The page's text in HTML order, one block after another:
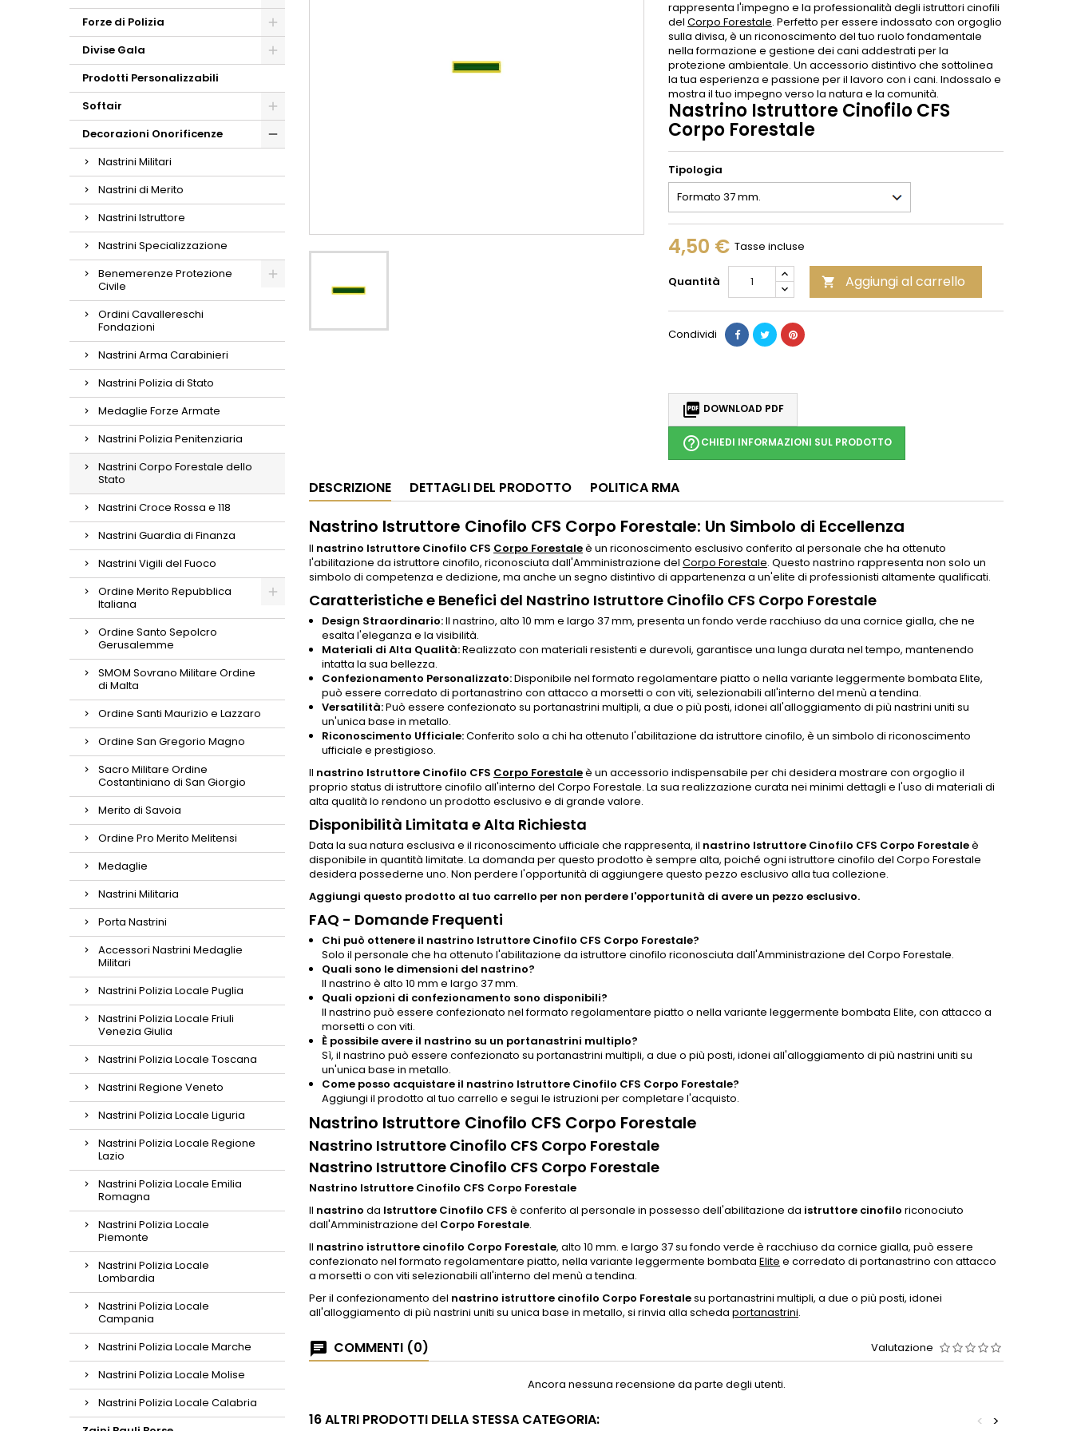
Forze di Polizia
Divise Gala
Prodotti Personalizzabili
Softair
Decorazioni Onorificenze
Nastrini Militari
Nastrini di Merito
Nastrini Istruttore
Nastrini Specializzazione
Benemerenze Protezione
Civile
Ordini Cavallereschi
Fondazioni
Nastrini Arma Carabinieri
Nastrini Polizia di Stato
Medaglie Forze Armate
Nastrini Polizia Penitenziaria
Nastrini Corpo Forestale dello
Stato
Nastrini Croce Rossa e 118
Nastrini Guardia di Finanza
Nastrini Vigili del Fuoco
Ordine Merito Repubblica
Italiana
Ordine Santo Sepolcro
Gerusalemme
SMOM Sovrano Militare Ordine
di Malta
Ordine Santi Maurizio e Lazzaro
Ordine San Gregorio Magno
Sacro Militare Ordine
Costantiniano di San Giorgio
Merito di Savoia
Ordine Pro Merito Melitensi
Medaglie
Nastrini Militaria
Porta Nastrini
Accessori Nastrini Medaglie
Militari
Nastrini Polizia Locale Puglia
Nastrini Polizia Locale Friuli
Venezia Giulia
Nastrini Polizia Locale Toscana
Nastrini Regione Veneto
Nastrini Polizia Locale Liguria
Nastrini Polizia Locale Regione
Lazio
Nastrini Polizia Locale Emilia
Romagna
Nastrini Polizia Locale
Piemonte
Nastrini Polizia Locale
Lombardia
Nastrini Polizia Locale
Campania
Nastrini Polizia Locale Marche
Nastrini Polizia Locale Molise
Nastrini Polizia Locale Calabria
rappresenta l'impegno e la professionalità degli istruttori cinofili
del Corpo Forestale. Perfetto per essere indossato con orgoglio
sulla divisa, è un riconoscimento del tuo ruolo fondamentale
nella formazione e gestione dei cani addestrati per la
protezione ambientale. Un accessorio distintivo che sottolinea
la tua esperienza e passione per il lavoro con i cani. Indossalo e
mostra il tuo impegno verso la natura e la comunità.
Nastrino Istruttore Cinofilo CFS
Corpo Forestale
Tipologia
4,50 € Tasse incluse
Quantità  Aggiungi al carrello
Condividi
 DOWNLOAD PDF
help_outlineCHIEDI INFORMAZIONI SUL PRODOTTO
DESCRIZIONE DETTAGLI DEL PRODOTTO POLITICA RMA
Nastrino Istruttore Cinofilo CFS Corpo Forestale: Un Simbolo di Eccellenza
Il nastrino Istruttore Cinofilo CFS Corpo Forestaleè un riconoscimento esclusivo conferito al personale che ha ottenuto
l'abilitazione da istruttore cinofilo, riconosciuta dall'Amministrazione del Corpo Forestale. Questo nastrino rappresenta non solo un
simbolo di competenza e dedizione, ma anche un segno distintivo di appartenenza a un'elite di professionisti altamente qualificati.
Caratteristiche e Benefici del Nastrino Istruttore Cinofilo CFS Corpo Forestale
Design Straordinario:Il nastrino, alto 10 mm e largo 37 mm, presenta un fondo verde racchiuso da una cornice gialla, che ne
esalta l'eleganza e la visibilità.
Materiali di Alta Qualità:Realizzato con materiali resistenti e durevoli, garantisce una lunga durata nel tempo, mantenendo
intatta la sua bellezza.
Confezionamento Personalizzato:Disponibile nel formato regolamentare piatto o nella variante leggermente bombata Elite,
può essere corredato di portanastrino con attacco a morsetti o con viti, selezionabili all'interno del menù a tendina.
Versatilità:Può essere confezionato su portanastrini multipli, a due o più posti, idonei all'alloggiamento di più nastrini uniti su
un'unica base in metallo.
Riconoscimento Ufficiale:Conferito solo a chi ha ottenuto l'abilitazione da istruttore cinofilo, è un simbolo di riconoscimento
ufficiale e prestigioso.
Il nastrino Istruttore Cinofilo CFS Corpo Forestaleè un accessorio indispensabile per chi desidera mostrare con orgoglio il
proprio status di istruttore cinofilo all'interno del Corpo Forestale. La sua realizzazione curata nei minimi dettagli e l'uso di materiali di
alta qualità lo rendono un prodotto esclusivo e di grande valore.
Disponibilità Limitata e Alta Richiesta
Data la sua natura esclusiva e il riconoscimento ufficiale che rappresenta, il nastrino Istruttore Cinofilo CFS Corpo Forestaleè
disponibile in quantità limitate. La domanda per questo prodotto è sempre alta, poiché ogni istruttore cinofilo del Corpo Forestale
desidera possederne uno. Non perdere l'opportunità di aggiungere questo pezzo esclusivo alla tua collezione.
Aggiungi questo prodotto al tuo carrello per non perdere l'opportunità di avere un pezzo esclusivo.
FAQ - Domande Frequenti
Chi può ottenere il nastrino Istruttore Cinofilo CFS Corpo Forestale?
Solo il personale che ha ottenuto l'abilitazione da istruttore cinofilo riconosciuta dall'Amministrazione del Corpo Forestale.
Quali sono le dimensioni del nastrino?
Il nastrino è alto 10 mm e largo 37 mm.
Quali opzioni di confezionamento sono disponibili?
Il nastrino può essere confezionato nel formato regolamentare piatto o nella variante leggermente bombata Elite, con attacco a
morsetti o con viti.
È possibile avere il nastrino su un portanastrini multiplo?
Sì, il nastrino può essere confezionato su portanastrini multipli, a due o più posti, idonei all'alloggiamento di più nastrini uniti su
un'unica base in metallo.
Come posso acquistare il nastrino Istruttore Cinofilo CFS Corpo Forestale?
Aggiungi il prodotto al tuo carrello e segui le istruzioni per completare l'acquisto.
Nastrino Istruttore Cinofilo CFS Corpo Forestale
Nastrino Istruttore Cinofilo CFS Corpo Forestale
Nastrino Istruttore Cinofilo CFS Corpo Forestale
Nastrino Istruttore Cinofilo CFS Corpo Forestale
Il nastrino da Istruttore Cinofilo CFS è conferito al personale in possesso dell'abilitazione da istruttore cinofilo riconociuto
dall'Amministrazione del Corpo Forestale.
Il nastrino istruttore cinofilo Corpo Forestale, alto 10 mm. e largo 37 su fondo verde è racchiuso da cornice gialla, può essere
confezionato nel formato regolamentare piatto, nella variante leggermente bombata Elite e corredato di portanastrino con attacco
a morsetti o con viti selezionabili all'interno del menù a tendina.
Per il confezionamento del nastrino istruttore cinofilo Corpo Forestalesu portanastrini multipli, a due o più posti, idonei
all'alloggiamento di più nastrini uniti su unica base in metallo, si rinvia alla scheda portanastrini.
COMMENTI (0) Valutazione
Ancora nessuna recensione da parte degli utenti.
16 ALTRI PRODOTTI DELLA STESSA CATEGORIA: >
<